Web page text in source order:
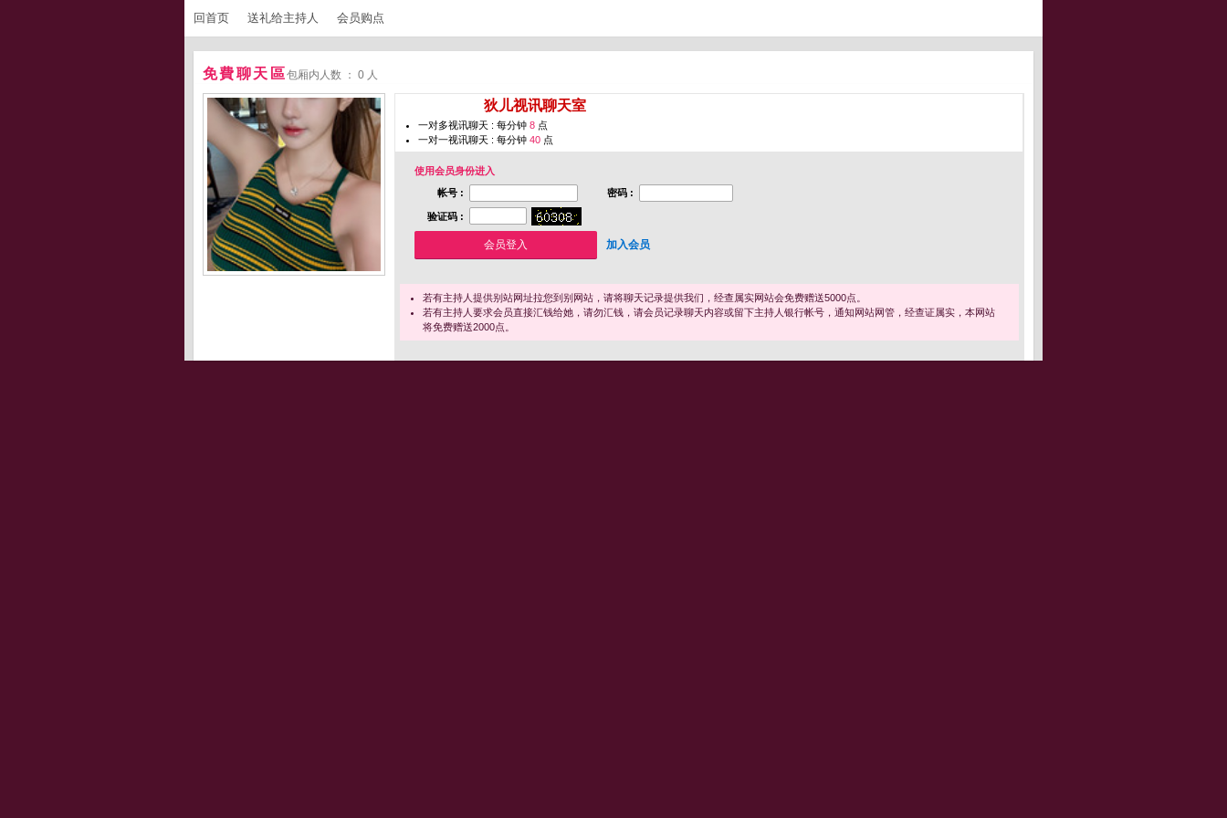
回首页 送礼给主持人 会员购点
免費聊天區包厢内人数 ： 0 人
狄儿视讯聊天室
一对多视讯聊天 : 每分钟 8 点
一对一视讯聊天 : 每分钟 40 点
使用会员身份进入
帐号 :
密码 :
验证码 :
加入会员
若有主持人提供别站网址拉您到别网站，请将聊天记录提供我们，经查属实网站会免费赠送5000点。
若有主持人要求会员直接汇钱给她，请勿汇钱，请会员记录聊天内容或留下主持人银行帐号，通知网站网管，经查证属实，本网站
将免费赠送2000点。